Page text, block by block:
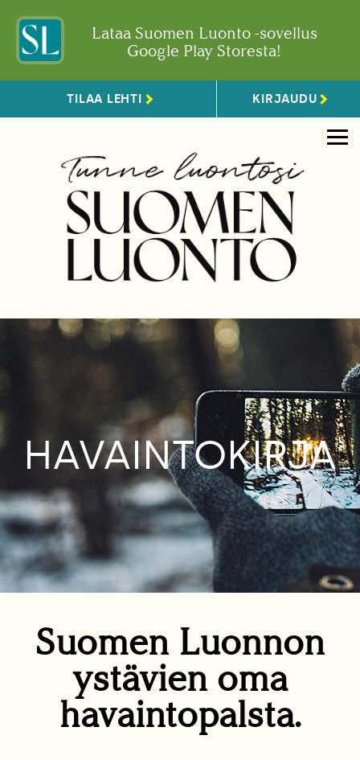
Lataa Suomen Luonto -sovellus
Google Play Storesta!
TILAA LEHTI KIRJAUDU
HAVAINTOKIRJA
Suomen Luonnon
ystävien oma
havaintopalsta.